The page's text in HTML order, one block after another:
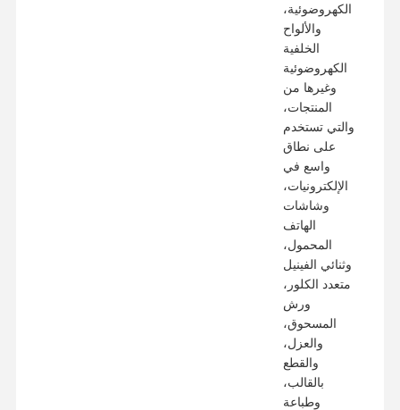
الكهروضوئية،
والألواح
الخلفية
الكهروضوئية
وغيرها من
المنتجات،
والتي تستخدم
على نطاق
واسع في
الإلكترونيات،
وشاشات
الهاتف
المحمول،
وثنائي الفينيل
متعدد الكلور،
ورش
المسحوق،
والعزل،
والقطع
بالقالب،
وطباعة